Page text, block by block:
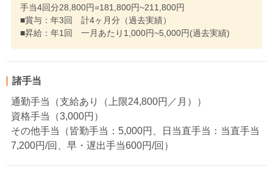
手当4回分28,800円=181,800円~211,800円
■賞与：年3回 計4ヶ月分（過去実績）
■昇給：年1回 一月あたり1,000円~5,000円(過去実績)
諸手当
通勤手当（支給あり（上限24,800円／月））
資格手当（3,000円）
その他手当（皆勤手当：5,000円、日当直手当：当直手当
7,200円/回、早・遅出手当600円/回）